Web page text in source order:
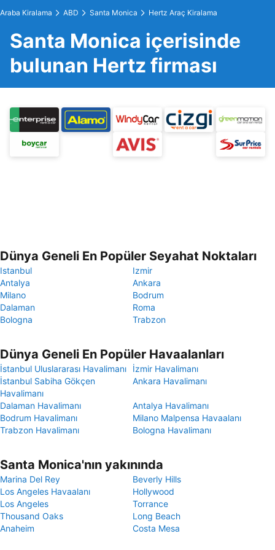
Araba Kiralama ABD Santa Monica Hertz Araç Kiralama
Santa Monica içerisinde
bulunan Hertz firması
Dünya Geneli En Popüler Seyahat Noktaları
Istanbul
Izmir
Antalya
Ankara
Milano
Bodrum
Dalaman
Roma
Bologna
Trabzon
Dünya Geneli En Popüler Havaalanları
İstanbul Uluslararası Havalimanı
İzmir Havalimanı
İstanbul Sabiha Gökçen
Havalimanı
Ankara Havalimanı
Dalaman Havalimanı
Antalya Havalimanı
Bodrum Havalimanı
Milano Malpensa Havaalanı
Trabzon Havalimanı
Bologna Havalimanı
Santa Monica'nın yakınında
Marina Del Rey
Beverly Hills
Los Angeles Havaalanı
Hollywood
Los Angeles
Torrance
Thousand Oaks
Long Beach
Anaheim
Costa Mesa